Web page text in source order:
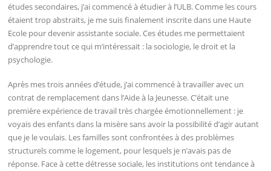
études secondaires, j’ai commencé à étudier à l’ULB. Comme les cours
étaient trop abstraits, je me suis finalement inscrite dans une Haute
Ecole pour devenir assistante sociale. Ces études me permettaient
d’apprendre tout ce qui m’intéressait : la sociologie, le droit et la
psychologie.
Après mes trois années d’étude, j’ai commencé à travailler avec un
contrat de remplacement dans l’Aide à la Jeunesse. C’était une
première expérience de travail très chargée émotionnellement : je
voyais des enfants dans la misère sans avoir la possibilité d’agir autant
que je le voulais. Les familles sont confrontées à des problèmes
structurels comme le logement, pour lesquels je n’avais pas de
réponse. Face à cette détresse sociale, les institutions ont tendance à